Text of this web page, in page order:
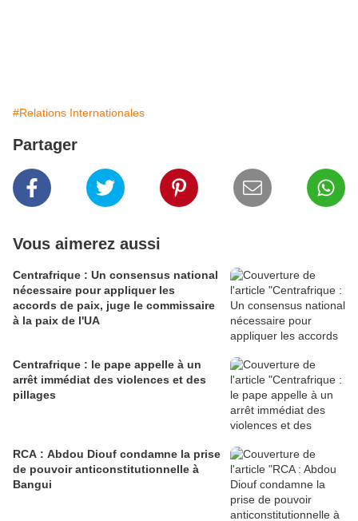
#Relations Internationales
Partager
Vous aimerez aussi
Centrafrique : Un consensus national
nécessaire pour appliquer les
accords de paix, juge le commissaire
à la paix de l'UA
Centrafrique : le pape appelle à un
arrêt immédiat des violences et des
pillages
RCA : Abdou Diouf condamne la prise
de pouvoir anticonstitutionnelle à
Bangui